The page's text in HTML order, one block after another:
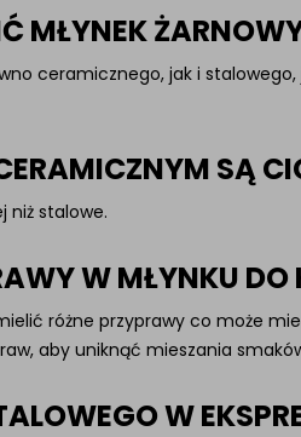
MŁYNEK
ceramicznego, jak i
SĄ
niż stalowe.
W MŁYNKU
różne przyprawy co może
aby uniknąć mieszania
W